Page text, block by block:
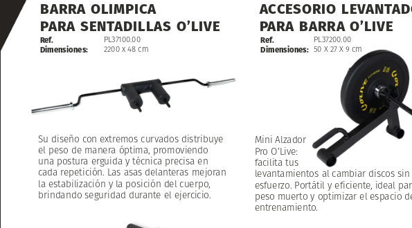
BARRA OLIMPICA
PARA SENTADILLAS O’LIVE
ACCESORIO
PARA BARRA O’LIVE
Su diseño con extremos curvados distribuye
el peso de manera óptima, promoviendo
una postura erguida y técnica precisa en
cada repetición. Las asas delanteras mejoran
la estabilización y la posición del cuerpo,
brindando seguridad durante el ejercicio.
Mini Alzador
Pro O’Live:
facilita tus
levantamientos al cambiar discos sin
esfuerzo. Portátil y eficiente, ideal
peso muerto y optimizar el espacio
entrenamiento.
PL37100.00
2200 x 48 cm
PL37200.00
50 X 27 X 9 cm
Ref.
Dimensiones:
Ref.
Dimensiones:
ACCESORIO
PARA BARRA O’LIVE